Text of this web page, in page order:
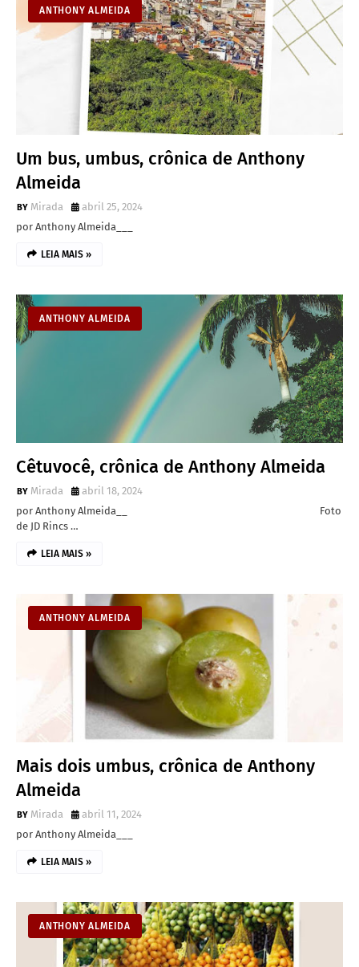
ANTHONY ALMEIDA
Um bus, umbus, crônica de Anthony
Almeida
Mirada
abril 25, 2024
por Anthony Almeida___
LEIA MAIS »
ANTHONY ALMEIDA
Cêtuvocê, crônica de Anthony Almeida
Mirada
abril 18, 2024
por Anthony Almeida__ Foto
de JD Rincs …
LEIA MAIS »
ANTHONY ALMEIDA
Mais dois umbus, crônica de Anthony
Almeida
Mirada
abril 11, 2024
por Anthony Almeida___
LEIA MAIS »
ANTHONY ALMEIDA